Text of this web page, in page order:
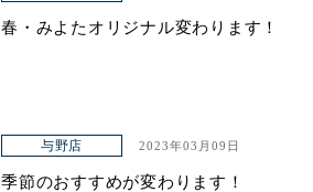
春・みよたオリジナル変わります！
与野店 2023年03月09日
季節のおすすめが変わります！